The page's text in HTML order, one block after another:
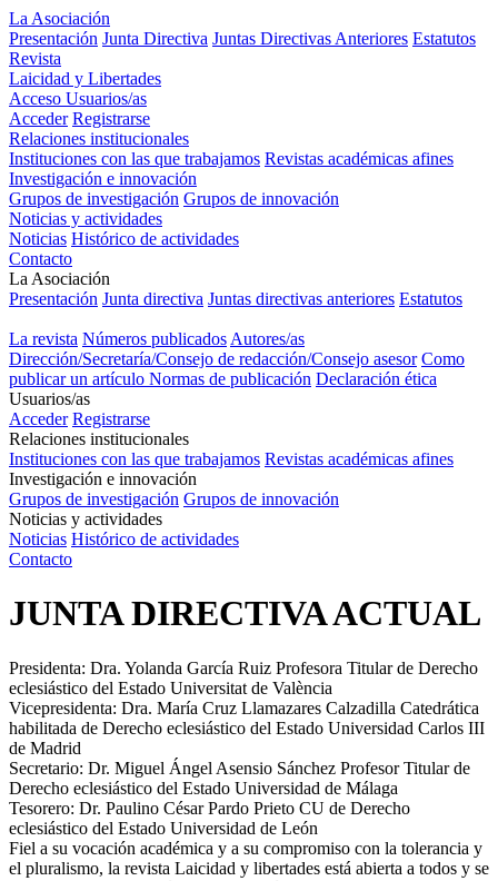
La Asociación
Presentación Junta Directiva Juntas Directivas Anteriores Estatutos
Revista
Laicidad y Libertades
Acceso Usuarios/as
Acceder Registrarse
Relaciones institucionales
Instituciones con las que trabajamos Revistas académicas afines
Investigación e innovación
Grupos de investigación Grupos de innovación
Noticias y actividades
Noticias Histórico de actividades
Contacto
La Asociación
Presentación Junta directiva Juntas directivas anteriores Estatutos
La revista Números publicados Autores/as
Dirección/Secretaría/Consejo de redacción/Consejo asesor Como
publicar un artículo Normas de publicación Declaración ética
Usuarios/as
Acceder Registrarse
Relaciones institucionales
Instituciones con las que trabajamos Revistas académicas afines
Investigación e innovación
Grupos de investigación Grupos de innovación
Noticias y actividades
Noticias Histórico de actividades
Contacto
JUNTA DIRECTIVA ACTUAL
Presidenta: Dra. Yolanda García Ruiz Profesora Titular de Derecho
eclesiástico del Estado Universitat de València
Vicepresidenta: Dra. María Cruz Llamazares Calzadilla Catedrática
habilitada de Derecho eclesiástico del Estado Universidad Carlos III
de Madrid
Secretario: Dr. Miguel Ángel Asensio Sánchez Profesor Titular de
Derecho eclesiástico del Estado Universidad de Málaga
Tesorero: Dr. Paulino César Pardo Prieto CU de Derecho
eclesiástico del Estado Universidad de León
Fiel a su vocación académica y a su compromiso con la tolerancia y
el pluralismo, la revista Laicidad y libertades está abierta a todos y se